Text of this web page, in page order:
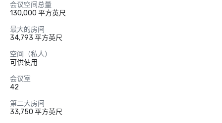
会议空间总量
130,000 平方英尺
最大的房间
34,793 平方英尺
空间（私人）
可供使用
会议室
42
第二大房间
33,750 平方英尺